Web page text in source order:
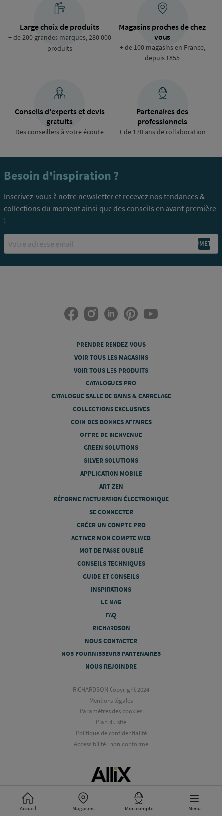
Accueil Magasins Mon compte Menu
Large choix de produits
+ de 200 grandes marques, 280 000
produits
Magasins proches de chez
vous
+ de 100 magasins en France,
depuis 1855
Conseils d'experts et devis
gratuits
Des conseillers à votre écoute
Partenaires des
professionnels
+ de 170 ans de collaboration
Besoin d'inspiration ?
Inscrivez-vous à notre newsletter et recevez nos tendances &
collections du moment ainsi que des conseils en avant première
!
Email
PRENDRE RENDEZ-VOUS
VOIR TOUS LES MAGASINS
VOIR TOUS LES PRODUITS
CATALOGUES PRO
CATALOGUE SALLE DE BAINS & CARRELAGE
COLLECTIONS EXCLUSIVES
COIN DES BONNES AFFAIRES
OFFRE DE BIENVENUE
GREEN SOLUTIONS
SILVER SOLUTIONS
APPLICATION MOBILE
ARTIZEN
RÉFORME FACTURATION ÉLECTRONIQUE
SE CONNECTER
CRÉER UN COMPTE PRO
ACTIVER MON COMPTE WEB
MOT DE PASSE OUBLIÉ
CONSEILS TECHNIQUES
GUIDE ET CONSEILS
INSPIRATIONS
LE MAG
FAQ
RICHARDSON
NOUS CONTACTER
NOS FOURNISSEURS PARTENAIRES
NOUS REJOINDRE
RICHARDSON Copyright 2024
Mentions légales
Paramètres des cookies
Plan du site
Politique de confidentialité
Accessibilité : non conforme